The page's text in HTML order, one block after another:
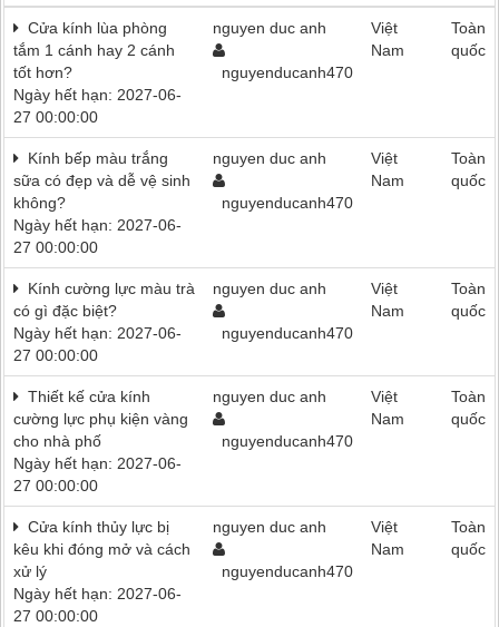
Cửa kính lùa phòng
tắm 1 cánh hay 2 cánh
tốt hơn?
Ngày hết hạn: 2027-06-
27 00:00:00
nguyen duc anh
nguyenducanh470
Việt
Nam
Toàn
quốc
Kính bếp màu trắng
sữa có đẹp và dễ vệ sinh
không?
Ngày hết hạn: 2027-06-
27 00:00:00
nguyen duc anh
nguyenducanh470
Việt
Nam
Toàn
quốc
Kính cường lực màu trà
có gì đặc biệt?
Ngày hết hạn: 2027-06-
27 00:00:00
nguyen duc anh
nguyenducanh470
Việt
Nam
Toàn
quốc
Thiết kế cửa kính
cường lực phụ kiện vàng
cho nhà phố
Ngày hết hạn: 2027-06-
27 00:00:00
nguyen duc anh
nguyenducanh470
Việt
Nam
Toàn
quốc
Cửa kính thủy lực bị
kêu khi đóng mở và cách
xử lý
Ngày hết hạn: 2027-06-
27 00:00:00
nguyen duc anh
nguyenducanh470
Việt
Nam
Toàn
quốc